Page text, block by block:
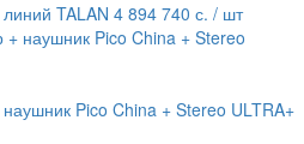
TALAN 4 894 740 с. / шт
Pico China + Stereo ULTRA+